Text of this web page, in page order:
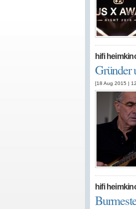
hifi
Gründer
[18 Aug 2015 |
hifi